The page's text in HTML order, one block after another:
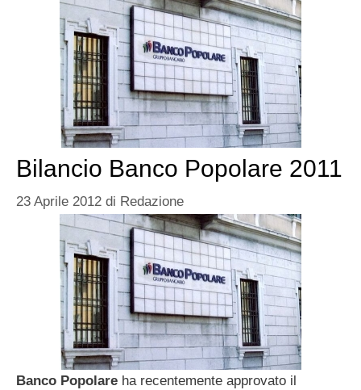
Bilancio Banco Popolare 2011
23 Aprile 2012 di Redazione
Banco Popolare ha recentemente approvato il